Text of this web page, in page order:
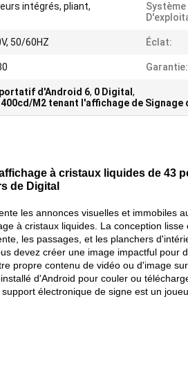
intégrés, pliant,
Système
50/60HZ Éclat:
Garantie:
d'Android 6, 0 Digital ,
M2 tenant l'affichage de Signage
à cristaux liquides de 43
de Digital
les annonces visuelles et immobiles
à cristaux liquides. La conception
les passages, et les planchers
devez créer une image impactful pour
propre contenu de vidéo ou d'image
d'Android pour couler ou
électronique de signe est un